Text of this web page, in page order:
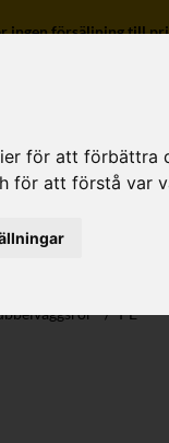
för att
för att förstå var
försäljning till
/ PE